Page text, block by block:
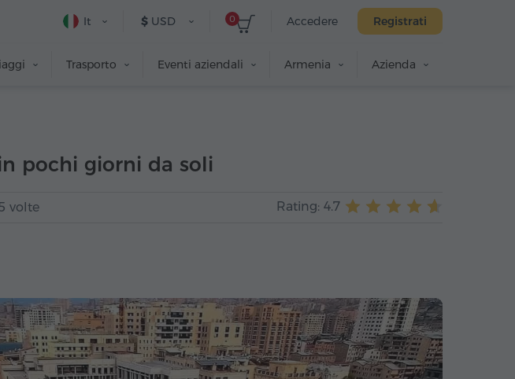
Accedere Registrati
0
$ USD
It
Trasporto Eventi aziendali Armenia Azienda
pochi giorni da soli
volte Rating: 4.7